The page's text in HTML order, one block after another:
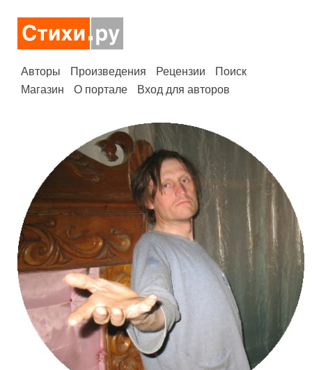
Авторы Произведения Рецензии
Поиск
Магазин
О портале Вход для авторов